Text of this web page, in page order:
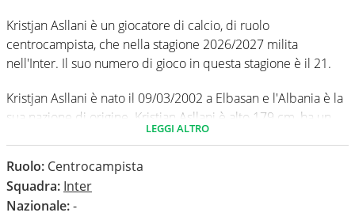
Kristjan Asllani è un giocatore di calcio, di ruolo
centrocampista, che nella stagione 2026/2027 milita
nell'Inter. Il suo numero di gioco in questa stagione è il 21.
Kristjan Asllani è nato il 09/03/2002 a Elbasan e l'Albania è la
sua nazione di origine. Kristjan Asllani è alto 179 cm, ha un
peso medio di 69 kg. Il suo piede di calcio in via
In questa stagione ha disputato nel campionato Serie A 0
partite e non ha segnato nessun gol.
LEGGI ALTRO
Ruolo: Centrocampista
Squadra: Inter
Nazionale:-